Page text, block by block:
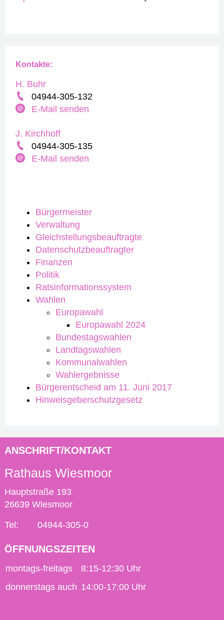
Bürgermeister
Verwaltung
Gleichstellungsbeauftragte
Datenschutzbeauftragter
Finanzen
Politik
Ratsinformationssystem
Wahlen
Europawahl
Europawahl 2024
Bundestagswahlen
Landtagswahlen
Kommunalwahlen
Wahlergebnisse
Bürgerentscheid am 11. Juni 2017
Hinweisgeberschutzgesetz
Kontakte:
H. Buhr
04944-305-132
E-Mail senden
J. Kirchhoff
04944-305-135
E-Mail senden
ANSCHRIFT/KONTAKT
Rathaus Wiesmoor
Hauptstraße 193
26639 Wiesmoor
Tel: 04944-305-0
ÖFFNUNGSZEITEN
montags-freitags
8:15-12:30 Uhr
donnerstags auch 14:00-17:00 Uhr